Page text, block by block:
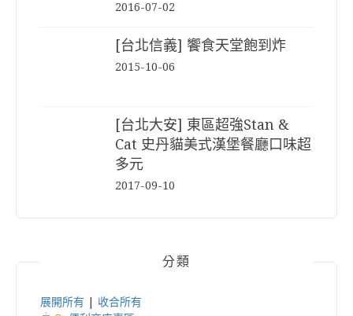
2016-07-02
[台北信義] 饗食天堂飽到炸
2015-10-06
[台北大安] 東區超強Stan &
Cat 史丹貓美式漢堡餐廳口味超
多元
2017-09-10
分類
展開所有
收合所有